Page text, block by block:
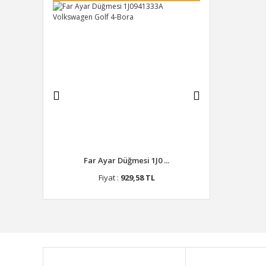
Far Ayar Düğmesi 1J0 ...
Fiyat : 929,58 TL